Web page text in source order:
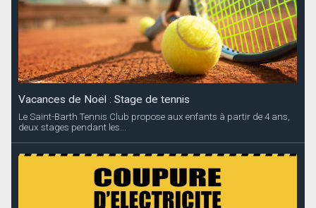
Vacances de Noël : Stage de tennis
Le Saint-Barth Tennis Club propose aux enfants à partir de 4 ans,
deux stages pendant les...